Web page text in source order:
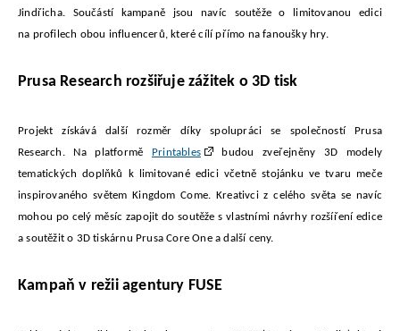
Jindřicha. Součástí kampaně jsou navíc soutěže o limitovanou edici
na profilech obou influencerů, které cílí přímo na fanoušky hry.
Prusa Research rozšiřuje zážitek o 3D tisk
Projekt získává další rozměr díky spolupráci se společností Prusa
Research. Na platformě Printables
budou zveřejněny 3D modely
tematických doplňků k limitované edici včetně stojánku ve tvaru meče
inspirovaného světem Kingdom Come. Kreativci z celého světa se navíc
mohou po celý měsíc zapojit do soutěže s vlastními návrhy rozšíření edice
a soutěžit o 3D tiskárnu Prusa Core One a další ceny.
Kampaň v režii agentury FUSE